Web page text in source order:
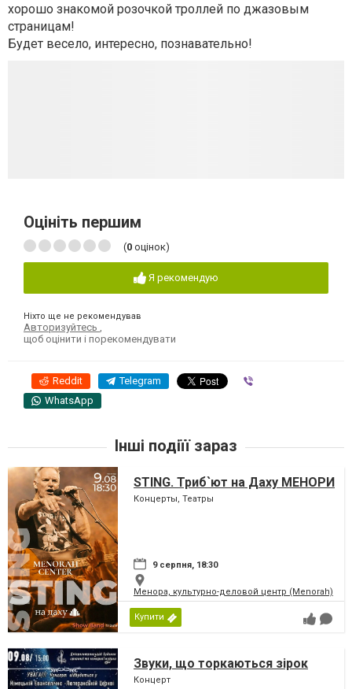
хорошо знакомой розочкой троллей по джазовым
страницам!
Будет весело, интересно, познавательно!
Оцініть першим
(0 оцінок)
Я рекомендую
Ніхто ще не рекомендував
Авторизуйтесь ,
щоб оцінити і порекомендувати
Reddit Telegram
WhatsApp
Інші подіїї зараз
STING. Триб`ют на Даху МЕНОРИ
Концерты, Театры
9 серпня, 18:30
Менора, культурно-деловой центр (Menorah)
Купити
Звуки, що торкаються зірок
Концерт